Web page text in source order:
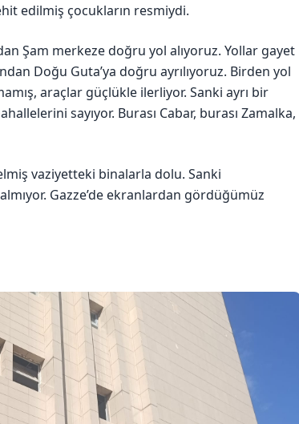
edilmiş çocukların resmiydi.
Şam merkeze doğru yol alıyoruz. Yollar gayet
Doğu Guta’ya doğru ayrılıyoruz. Birden yol
araçlar güçlükle ilerliyor. Sanki ayrı bir
sayıyor. Burası Cabar, burası Zamalka,
vaziyetteki binalarla dolu. Sanki
Gazze’de ekranlardan gördüğümüz